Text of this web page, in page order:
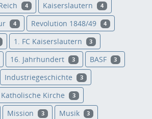
4 Kaiserslautern 4
4 Revolution 1848/49 4
1. FC Kaiserslautern 3
16. Jahrhundert 3 BASF 3
Industriegeschichte 3
Katholische Kirche 3
Mission 3 Musik 3